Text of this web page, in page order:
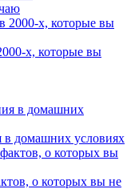
х, которые вы
в домашних условиях
о которых вы не